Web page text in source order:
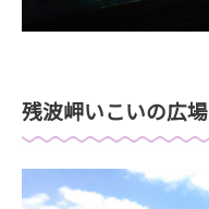
残波岬いこいの広場